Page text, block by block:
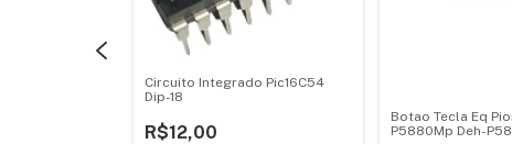
Circuito Integrado Pic16C54
Dip-18
R$12,00
Botao Tecla Eq
P5880Mp Deh-